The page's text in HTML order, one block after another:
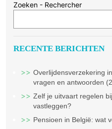
Zoeken - Rechercher
RECENTE BERICHTEN
Overlijdensverzekering
vragen en antwoorden
Zelf je uitvaart regelen
vastleggen?
Pensioen in België: wat